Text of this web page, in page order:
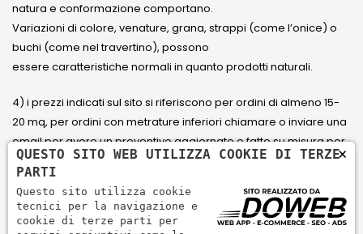
natura e conformazione comportano.
Variazioni di colore, venature, grana, strappi (come l’onice) o
buchi (come nel travertino), possono
essere caratteristiche normali in quanto prodotti naturali.
4) i prezzi indicati sul sito si riferiscono per ordini di almeno 15-
20 mq, per ordini con metrature inferiori chiamare o inviare una
email per avere un preventivo aggiornato e fatto su misura per
il cliente.
5) Paga con Carta di credito Visa, Visa Electron, Maestro,
Mastercard tramite il circuito PayPal. PayPal serve per pagare,
×
QUESTO SITO WEB UTILIZZA COOKIE DI TERZE
PARTI
Questo sito utilizza cookie
tecnici per la navigazione e
cookie di terze parti per